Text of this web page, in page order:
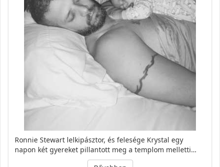
Ronnie Stewart lelkipásztor, és felesége Krystal egy
napon két gyereket pillantott meg a templom melletti…